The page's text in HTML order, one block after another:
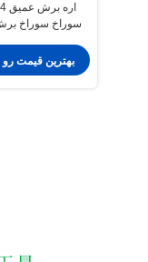
بهترین قیمت رو